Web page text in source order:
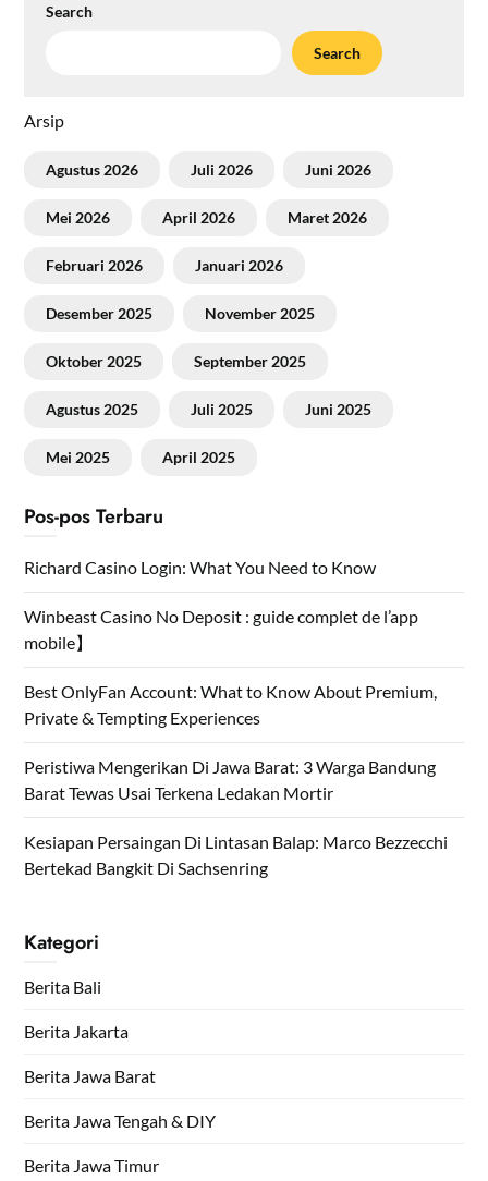
Search
Search
Arsip
Agustus 2026 Juli 2026 Juni 2026
Mei 2026 April 2026 Maret 2026
Februari 2026 Januari 2026
Desember 2025 November 2025
Oktober 2025 September 2025
Agustus 2025 Juli 2025 Juni 2025
Mei 2025 April 2025
Pos-pos Terbaru
Richard Casino Login: What You Need to Know
Winbeast Casino No Deposit : guide complet de l’app
mobile】
Best OnlyFan Account: What to Know About Premium,
Private & Tempting Experiences
Peristiwa Mengerikan Di Jawa Barat: 3 Warga Bandung
Barat Tewas Usai Terkena Ledakan Mortir
Kesiapan Persaingan Di Lintasan Balap: Marco Bezzecchi
Bertekad Bangkit Di Sachsenring
Kategori
Berita Bali
Berita Jakarta
Berita Jawa Barat
Berita Jawa Tengah & DIY
Berita Jawa Timur